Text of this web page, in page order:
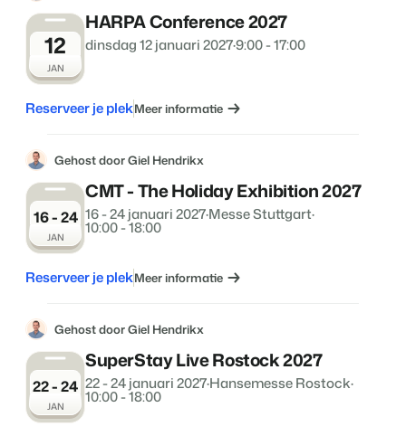
12
JAN
HARPA Conference 2027
dinsdag 12 januari 2027·9:00 - 17:00
Reserveer je plekMeer informatie
Gehost door Giel Hendrikx
16 - 24
JAN
CMT - The Holiday Exhibition 2027
16 - 24 januari 2027·Messe Stuttgart·
10:00 - 18:00
Reserveer je plekMeer informatie
Gehost door Giel Hendrikx
22 - 24
JAN
SuperStay Live Rostock 2027
22 - 24 januari 2027·Hansemesse Rostock·
10:00 - 18:00